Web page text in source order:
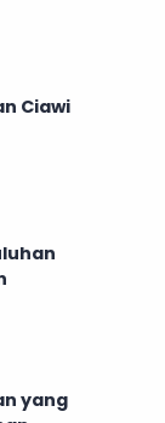
Ciawi
yang